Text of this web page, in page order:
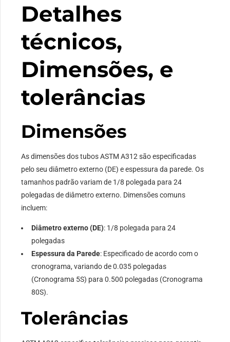
Detalhes
técnicos,
Dimensões, e
tolerâncias
Dimensões
As dimensões dos tubos ASTM A312 são especificadas
pelo seu diâmetro externo (DE) e espessura da parede. Os
tamanhos padrão variam de 1/8 polegada para 24
polegadas de diâmetro externo. Dimensões comuns
incluem:
Diâmetro externo (DE): 1/8 polegada para 24
polegadas
Espessura da Parede: Especificado de acordo com o
cronograma, variando de 0.035 polegadas
(Cronograma 5S) para 0.500 polegadas (Cronograma
80S).
Tolerâncias